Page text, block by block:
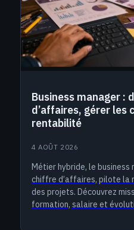
Business manager :
d’affaires, gérer les
rentabilité
4 AOÛT 2026
Métier hybride, le
chiffre d’affaires, pilote la
des projets. Découvrez
formation, salaire et